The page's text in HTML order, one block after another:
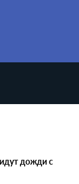
дожди с